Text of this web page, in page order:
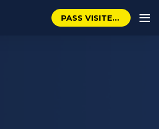
PASS VISITEUR GRATUIT